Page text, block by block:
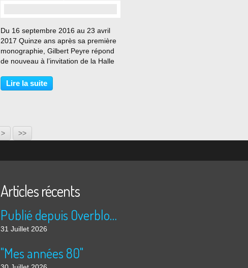
Du 16 septembre 2016 au 23 avril
2017 Quinze ans après sa première
monographie, Gilbert Peyre répond
de nouveau à l’invitation de la Halle
proposition artistique originale sous
forme de spectacle-performance,
Lire la suite
20
> >>
Articles récents
Publié depuis Overblog et Facebook
31 Juillet 2026
"Mes années 80"